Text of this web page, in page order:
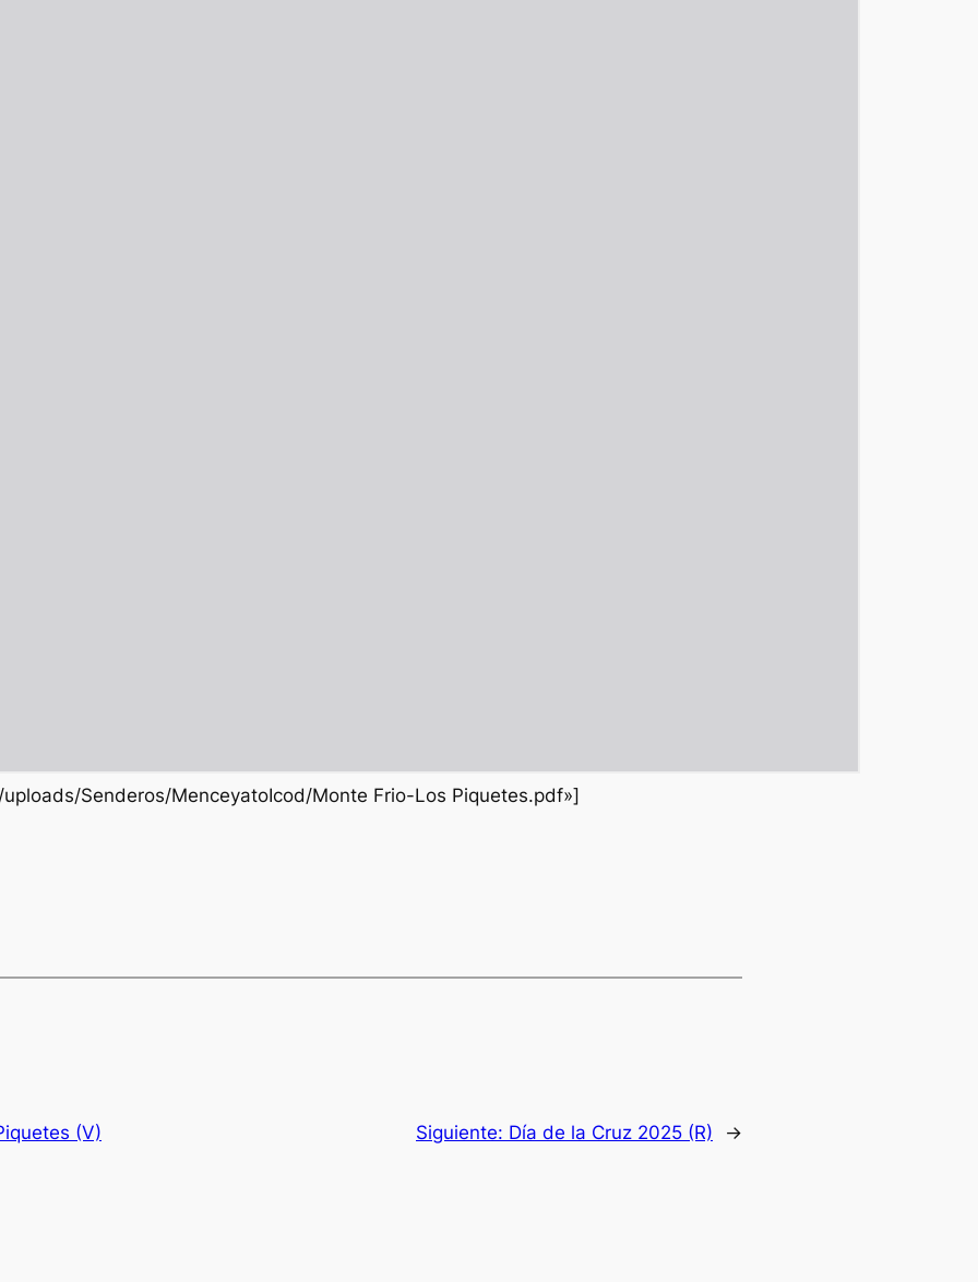
Senderos/MenceyatoIcod/Monte Frio-Los Piquetes.pdf»]
(V) Siguiente: Día de la Cruz 2025 (R) →